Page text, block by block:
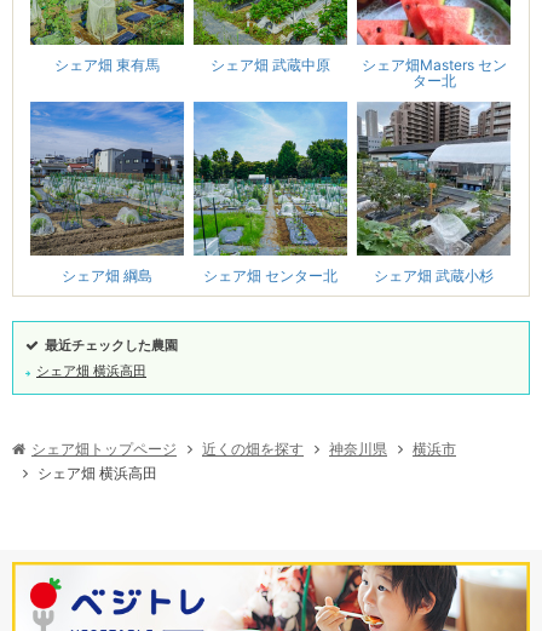
シェア畑 東有馬 シェア畑 武蔵中原 シェア畑Masters セン
ター北
シェア畑 綱島 シェア畑 センター北 シェア畑 武蔵小杉
最近チェックした農園
シェア畑 横浜高田
シェア畑トップページ 近くの畑を探す 神奈川県 横浜市
シェア畑 横浜高田